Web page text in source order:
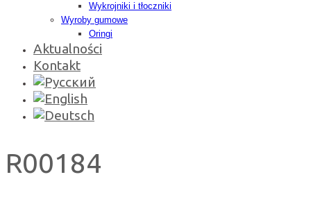
Wykrojniki i tłoczniki
Wyroby gumowe
Oringi
Aktualności
Kontakt
R00184